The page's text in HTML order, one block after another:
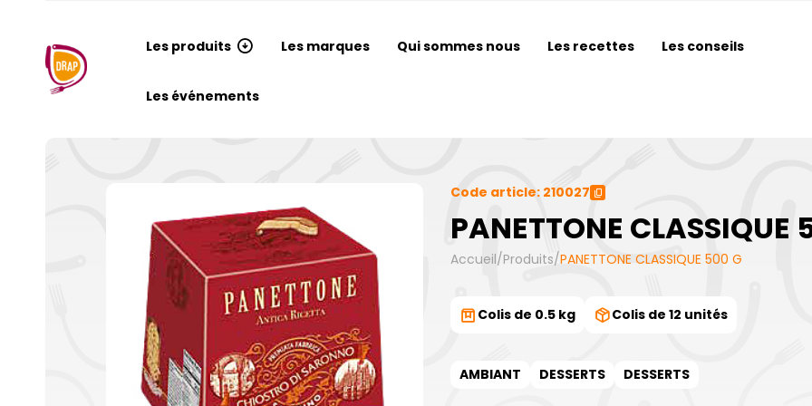
Les produits Les marques Qui sommes nous Les recettes Les conseils
Les événements
Code article: 210027
PANETTONE CLASSIQUE
Accueil/Produits/PANETTONE CLASSIQUE 500 G
Colis de 0.5 kg Colis de 12 unités
AMBIANT DESSERTS DESSERTS